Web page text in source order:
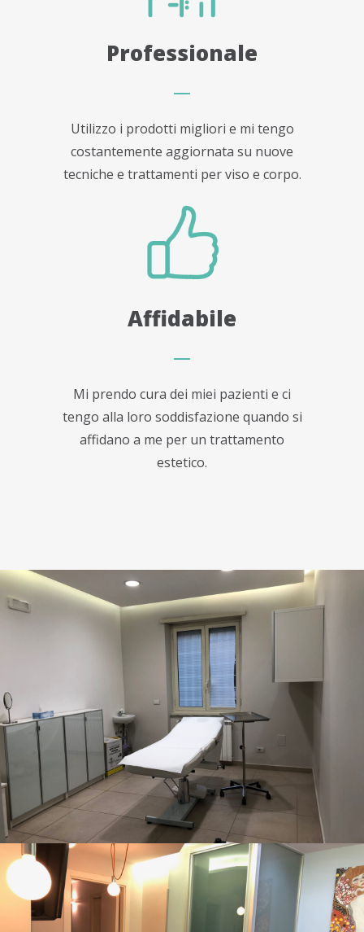
Professionale
Utilizzo i prodotti migliori e mi tengo
costantemente aggiornata su nuove
tecniche e trattamenti per viso e corpo.
Affidabile
Mi prendo cura dei miei pazienti e ci
tengo alla loro soddisfazione quando si
affidano a me per un trattamento
estetico.